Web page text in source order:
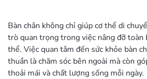
Bàn chân không chỉ giúp cơ thể di
trò quan trọng trong việc nâng đỡ toàn
thể. Việc quan tâm đến sức khỏe bàn
thuần là chăm sóc bên ngoài mà còn
thoải mái và chất lượng sống mỗi ngày.